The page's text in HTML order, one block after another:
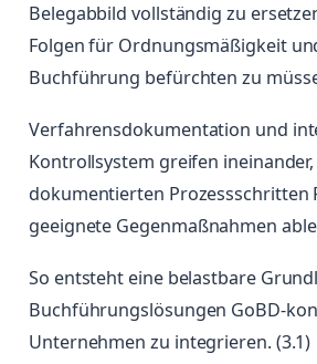
Belegabbild vollständig zu
Folgen für Ordnungsmäßigkeit
Buchführung befürchten zu
Verfahrensdokumentation und
Kontrollsystem greifen ineinander,
dokumentierten Prozessschritten
geeignete Gegenmaßnahmen
So entsteht eine belastbare
Buchführungslösungen GoBD-
Unternehmen zu integrieren. (3.1)